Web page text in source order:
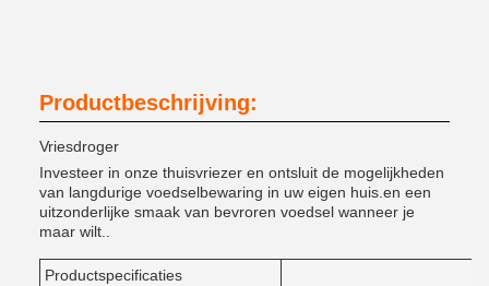
Productbeschrijving:
Vriesdroger
Investeer in onze thuisvriezer en ontsluit de mogelijkheden
van langdurige voedselbewaring in uw eigen huis.en een
uitzonderlijke smaak van bevroren voedsel wanneer je
maar wilt..
Productspecificaties